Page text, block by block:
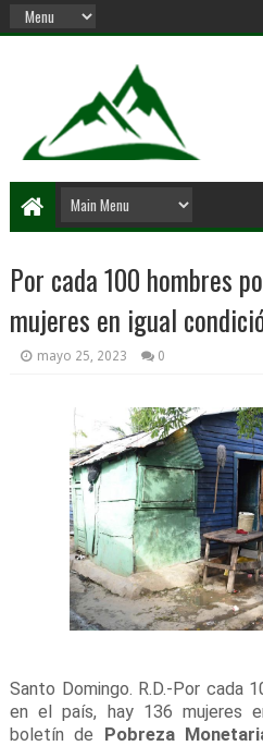
Por cada 100 hombres
mujeres en igual
mayo 25, 2023 0
Santo Domingo. R.D.-Por cada
en el país, hay 136 mujeres
boletín de Pobreza